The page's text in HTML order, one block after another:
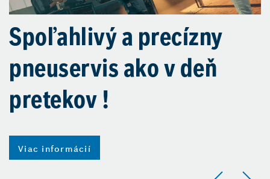
Spoľahlivý a precízny
pneuservis ako v deň
pretekov !
Viac informácií